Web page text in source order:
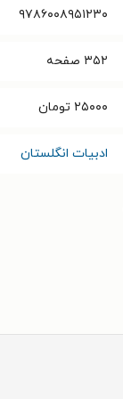
۹۷۸۶۰۰۸۹۵۱۲۳۰
۳۵۲ صفحه
۲۵۰۰۰ تومان
ادبیات انگلستان